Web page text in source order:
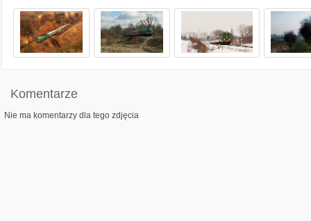
Komentarze
Nie ma komentarzy dla tego zdjęcia